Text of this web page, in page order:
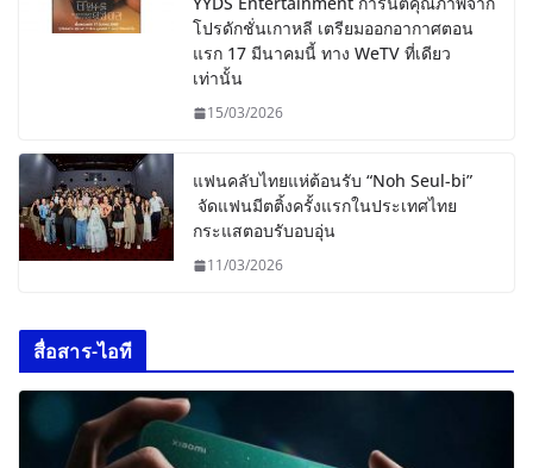
โปรดักชั่นเกาหลี เตรียมออกอากาศตอน
แรก 17 มีนาคมนี้ ทาง WeTV ที่เดียว
เท่านั้น
15/03/2026
แฟนคลับไทยแห่ต้อนรับ “Noh Seul-bi”
จัดแฟนมีตติ้งครั้งแรกในประเทศไทย
กระแสตอบรับอบอุ่น
11/03/2026
สื่อสาร-ไอที